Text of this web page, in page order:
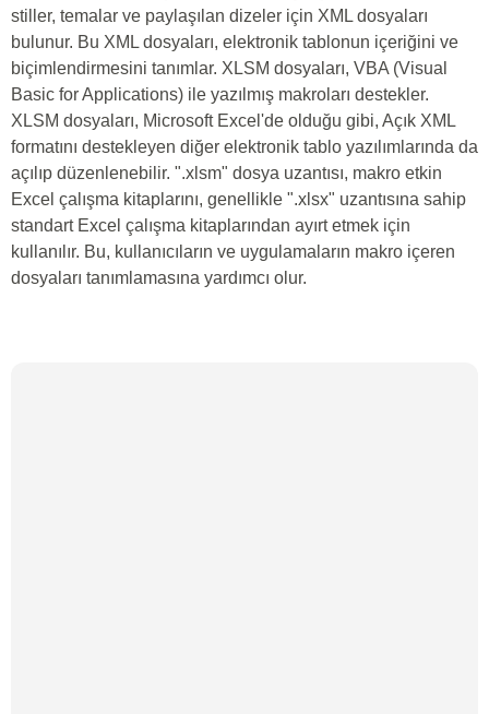
stiller, temalar ve paylaşılan dizeler için XML dosyaları
bulunur. Bu XML dosyaları, elektronik tablonun içeriğini ve
biçimlendirmesini tanımlar. XLSM dosyaları, VBA (Visual
Basic for Applications) ile yazılmış makroları destekler.
XLSM dosyaları, Microsoft Excel'de olduğu gibi, Açık XML
formatını destekleyen diğer elektronik tablo yazılımlarında da
açılıp düzenlenebilir. ".xlsm" dosya uzantısı, makro etkin
Excel çalışma kitaplarını, genellikle ".xlsx" uzantısına sahip
standart Excel çalışma kitaplarından ayırt etmek için
kullanılır. Bu, kullanıcıların ve uygulamaların makro içeren
dosyaları tanımlamasına yardımcı olur.